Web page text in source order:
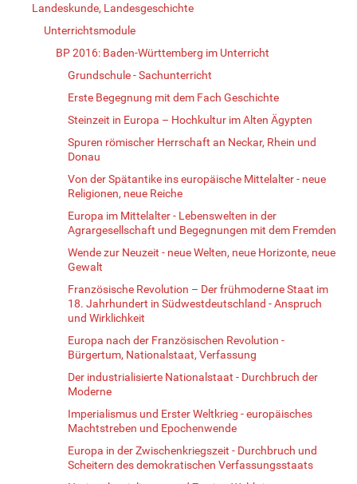
Landeskunde, Landesgeschichte
Unterrichtsmodule
BP 2016: Baden-Württemberg im Unterricht
Grundschule - Sachunterricht
Erste Begegnung mit dem Fach Geschichte
Steinzeit in Europa – Hochkultur im Alten Ägypten
Spuren römischer Herrschaft an Neckar, Rhein und
Donau
Von der Spätantike ins europäische Mittelalter - neue
Religionen, neue Reiche
Europa im Mittelalter - Lebenswelten in der
Agrargesellschaft und Begegnungen mit dem Fremden
Wende zur Neuzeit - neue Welten, neue Horizonte, neue
Gewalt
Französische Revolution – Der frühmoderne Staat im
18. Jahrhundert in Südwestdeutschland - Anspruch
und Wirklichkeit
Europa nach der Französischen Revolution -
Bürgertum, Nationalstaat, Verfassung
Der industrialisierte Nationalstaat - Durchbruch der
Moderne
Imperialismus und Erster Weltkrieg - europäisches
Machtstreben und Epochenwende
Europa in der Zwischenkriegszeit - Durchbruch und
Scheitern des demokratischen Verfassungsstaats